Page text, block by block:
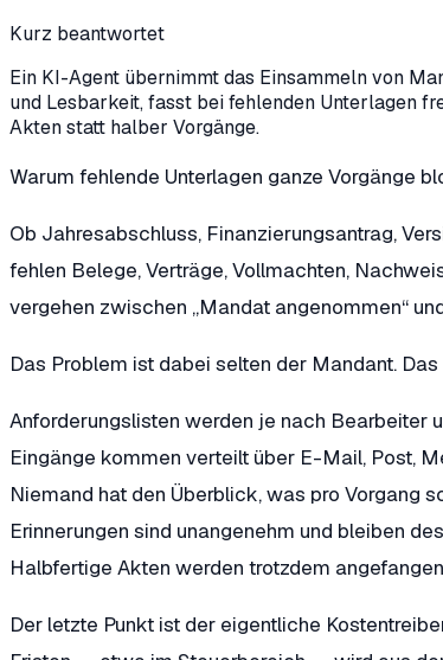
Kurz beantwortet
Ein KI-Agent übernimmt das Einsammeln von
und Lesbarkeit, fasst bei fehlenden Unterlagen
Akten statt halber Vorgänge.
Warum fehlende Unterlagen ganze Vorgänge
Ob Jahresabschluss, Finanzierungsantrag,
fehlen Belege, Verträge, Vollmachten,
vergehen zwischen „Mandat angenommen“
Das Problem ist dabei selten der Mandant.
Anforderungslisten werden je nach
Eingänge kommen verteilt über E-Mail, Post,
Niemand hat den Überblick, was pro Vorgang
Erinnerungen sind unangenehm und bleiben
Halbfertige Akten werden trotzdem
Der letzte Punkt ist der eigentliche